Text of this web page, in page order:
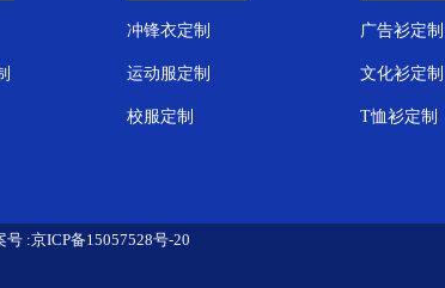
冲锋衣定制
运动服定制
校服定制
广告衫定制
文化衫定制
T恤衫定制
号 :京ICP备15057528号-20